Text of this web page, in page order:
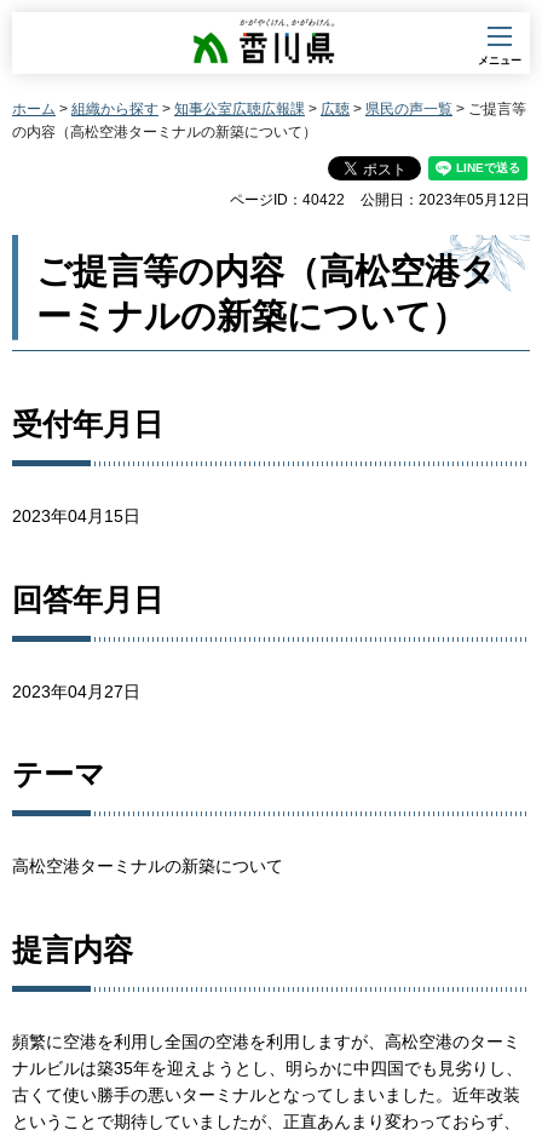
香川県
メニュー
ホーム > 組織から探す > 知事公室広聴広報課 > 広聴 > 県民の声一覧 > ご提言等
の内容（高松空港ターミナルの新築について）
ページID：40422 公開日：2023年05月12日
ご提言等の内容（高松空港タ
ーミナルの新築について）
受付年月日
2023年04月15日
回答年月日
2023年04月27日
テーマ
高松空港ターミナルの新築について
提言内容
頻繁に空港を利用し全国の空港を利用しますが、高松空港のターミ
ナルビルは築35年を迎えようとし、明らかに中四国でも見劣りし、
古くて使い勝手の悪いターミナルとなってしまいました。近年改装
ということで期待していましたが、正直あんまり変わっておらず、